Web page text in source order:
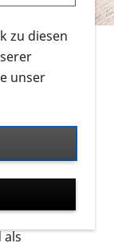
zum
Website
an.
Videos zu
werden in
Variante
zu diesen
unser